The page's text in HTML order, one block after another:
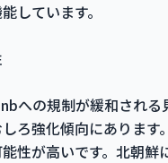
しています。
への規制が緩和される
ろ強化傾向にあります
性が高いです。北朝鮮